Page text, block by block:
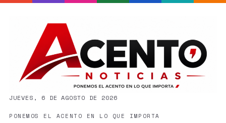
JUEVES, 6 DE AGOSTO DE 2026
PONEMOS EL ACENTO EN LO QUE IMPORTA